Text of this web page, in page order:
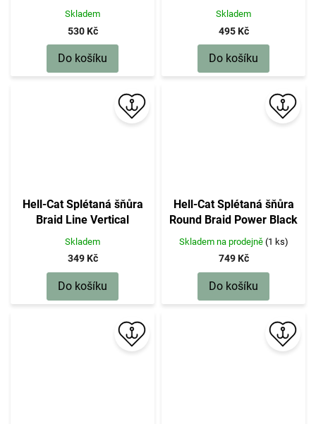
59kg
Skladem
530 Kč
Do košíku
45kg
Skladem
495 Kč
Do košíku
Hell-Cat Splétaná šňůra
Braid Line Vertical
Red|0.37mm, 33kg, 150m
Skladem
349 Kč
Do košíku
Hell-Cat Splétaná šňůra
Round Braid Power Black
200m|0,70mm, 85kg
Skladem na prodejně (1 ks)
749 Kč
Do košíku